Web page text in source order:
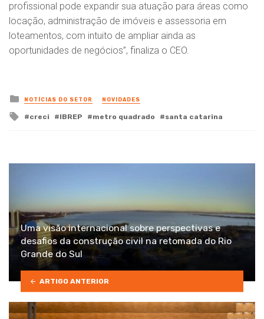
profissional pode expandir sua atuação para áreas como
locação, administração de imóveis e assessoria em
loteamentos, com intuito de ampliar ainda as
oportunidades de negócios”, finaliza o CEO.
Posted
in
NOTÍCIAS DO SETOR NOVIDADES
Tagged
creci IBREP metro quadrado santa catarina
Uma visão internacional sobre perspectivas e
desafios da construção civil na retomada do Rio
Grande do Sul
ARTIGO ANTERIOR